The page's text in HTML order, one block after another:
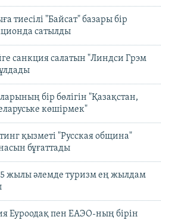
тиесілі "Байсат" базары бір
сатылды
санкция салатын "Линдси Грэм
бір бөлігін "Қазақстан,
көшірмек"
қызметі "Русская община"
бұғаттады
жылы әлемде туризм ең жылдам
Еуроодақ пен ЕАЭО-ның бірін